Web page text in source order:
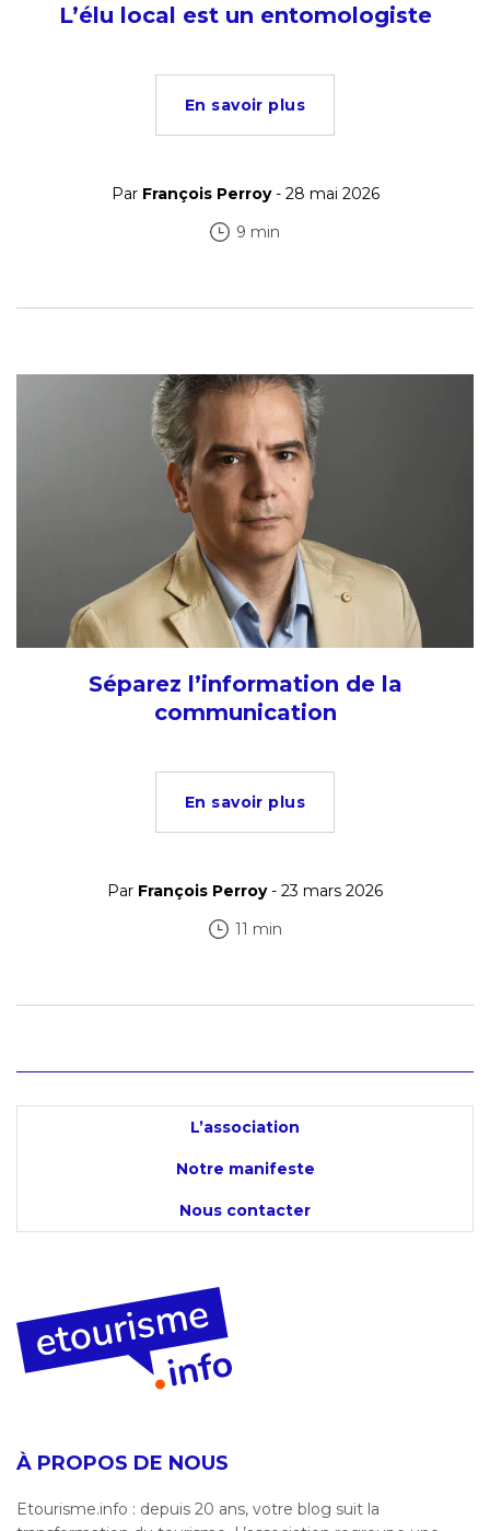
L’élu local est un entomologiste
En savoir plus
Par François Perroy- 28 mai 2026
9 min
Séparez l’information de la
communication
En savoir plus
Par François Perroy- 23 mars 2026
11 min
L’association
Notre manifeste
Nous contacter
À PROPOS DE NOUS
Etourisme.info : depuis 20 ans, votre blog suit la